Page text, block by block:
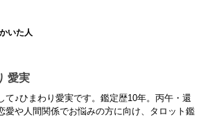
いた人
愛実
て♪ひまわり愛実です。鑑定歴10年。丙午・還
愛や人間関係でお悩みの方に向け、タロット鑑